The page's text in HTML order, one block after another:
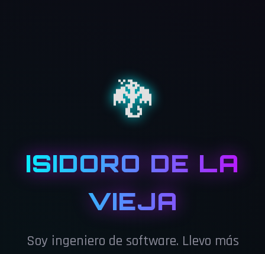
🐉
ISIDORO DE LA
VIEJA
Soy ingeniero de software. Llevo más